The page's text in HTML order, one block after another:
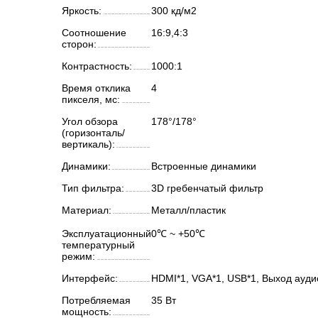
Яркость:
300 кд/м2
Соотношение
сторон:
16:9,4:3
Контрастность:
1000:1
Время отклика
пикселя, мс:
4
Угол обзора
(горизонталь/
вертикаль):
178°/178°
Динамики:
Встроенные динамики
Тип фильтра:
3D гребенчатый фильтр
Материал:
Металл/пластик
Эксплуатационный
температурный
режим:
0℃ ~ +50℃
Интерфейс:
HDMI*1, VGA*1, USB*1, Выход
Потребляемая
мощность:
35 Вт